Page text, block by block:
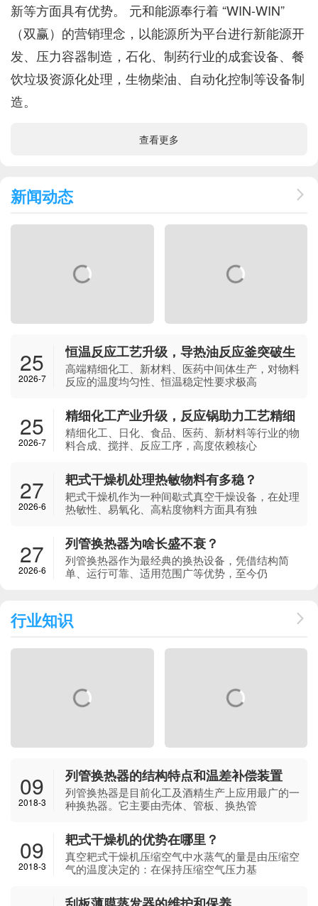
新等方面具有优势。 元和能源奉行着 “WIN-WIN”
（双赢）的营销理念，以能源所为平台进行新能源开
发、压力容器制造，石化、制药行业的成套设备、餐
饮垃圾资源化处理，生物柴油、自动化控制等设备制
造。
查看更多
新闻动态
25
2026-7
恒温反应工艺升级，导热油反应釜突破生
产瓶颈
高端精细化工、新材料、医药中间体生产，对物料
反应的温度均匀性、恒温稳定性要求极高
25
2026-7
精细化工产业升级，反应锅助力工艺精细
化
精细化工、日化、食品、医药、新材料等行业的物
料合成、搅拌、反应工序，高度依赖核心
27
2026-6
耙式干燥机处理热敏物料有多稳？
耙式干燥机作为一种间歇式真空干燥设备，在处理
热敏性、易氧化、高粘度物料方面具有独
27
2026-6
列管换热器为啥长盛不衰？
列管换热器作为最经典的换热设备，凭借结构简
单、运行可靠、适用范围广等优势，至今仍
行业知识
09
2018-3
列管换热器的结构特点和温差补偿装置
列管换热器是目前化工及酒精生产上应用最广的一
种换热器。它主要由壳体、管板、换热管
09
2018-3
耙式干燥机的优势在哪里？
真空耙式干燥机压缩空气中水蒸气的量是由压缩空
气的温度决定的：在保持压缩空气压力基